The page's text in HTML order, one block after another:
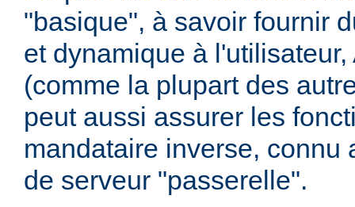
"basique", à savoir fournir
et dynamique à
(comme la plupart des
peut aussi assurer les
mandataire inverse, connu
de serveur "passerelle".